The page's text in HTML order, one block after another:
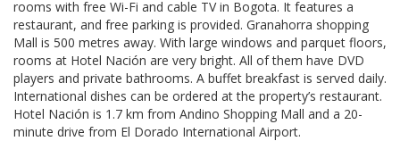
rooms with free Wi-Fi and cable TV in Bogota. It features a
restaurant, and free parking is provided. Granahorra shopping
Mall is 500 metres away. With large windows and parquet floors,
rooms at Hotel Nación are very bright. All of them have DVD
players and private bathrooms. A buffet breakfast is served daily.
International dishes can be ordered at the property’s restaurant.
Hotel Nación is 1.7 km from Andino Shopping Mall and a 20-
minute drive from El Dorado International Airport.